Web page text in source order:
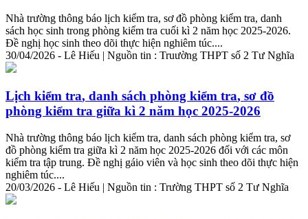
Nhà trường thông báo lịch kiểm tra, sơ đồ phòng kiểm tra, danh
sách học sinh trong phòng kiểm tra cuối kì 2 năm học 2025-2026.
Đề nghị học sinh theo dõi thực hiện nghiêm túc....
30/04/2026 - Lê Hiếu | Nguồn tin : Truường THPT số 2 Tư Nghĩa
Lịch kiểm tra, danh sách phòng kiểm tra, sơ đồ
phòng kiểm tra giữa kì 2 năm học 2025-2026
Nhà trường thông báo lịch kiểm tra, danh sách phòng kiểm tra, sơ
đồ phòng kiểm tra giữa kì 2 năm học 2025-2026 đối với các môn
kiểm tra tập trung. Đề nghị gáio viên và học sinh theo dõi thực hiện
nghiêm túc....
20/03/2026 - Lê Hiếu | Nguồn tin : Trường THPT số 2 Tư Nghĩa